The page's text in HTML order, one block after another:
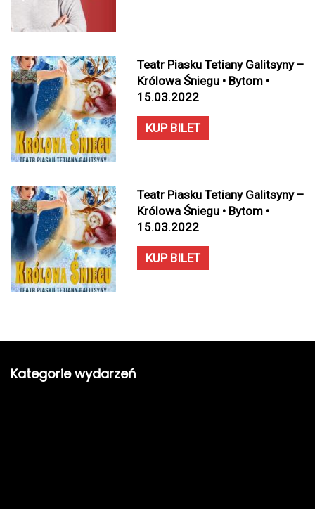
Teatr Piasku Tetiany Galitsyny –
Królowa Śniegu • Bytom •
15.03.2022
KUP BILET
Teatr Piasku Tetiany Galitsyny –
Królowa Śniegu • Bytom •
15.03.2022
KUP BILET
Kategorie wydarzeń